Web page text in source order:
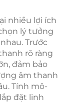
nhiều lợi ích
lý tưởng
Trước
rõ ràng
đảm bảo
âm thanh
Tính mô-
đặt linh